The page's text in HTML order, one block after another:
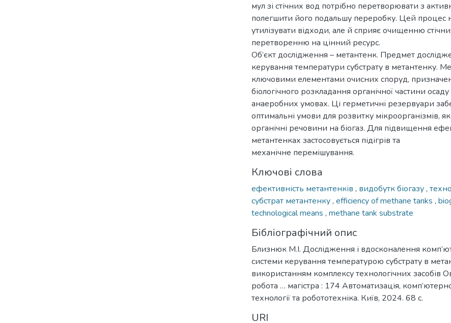
мул зі стічних вод потрібно перетворювати з
полегшити його подальшу переробку. Цей процес
утилізувати відходи, але й сприяє очищенню
перетворенню на цінний ресурс.
Об’єкт дослідження – метантенк. Предмет
керування температури субстрату в метантенку.
ключовими елементами очисних споруд,
біологічного розкладання органічної частини
анаеробних умовах. Ці герметичні резервуари
оптимальні умови для розвитку мікроорганізмів,
органічні речовини на біогаз. Для підвищення
метантенках застосовується підігрів та
механічне перемішування.
Ключові слова
ефективність метантенків , видобутк біогазу,
субстрат метантенку, efficiency of methane tanks ,
technological means , methane tank substrate
Бібліографічний опис
Близнюк М.І. Дослідження і вдосконалення
системи керування температурою субстрату в
використанням комплексу технологічних засобів
робота … магістра : 174 Автоматизація,
технології та робототехніка. Київ, 2024. 68 с.
URI